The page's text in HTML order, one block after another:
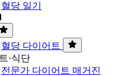
혈당 일기
혈당 다이어트
·식단
전문가 다이어트 매거진